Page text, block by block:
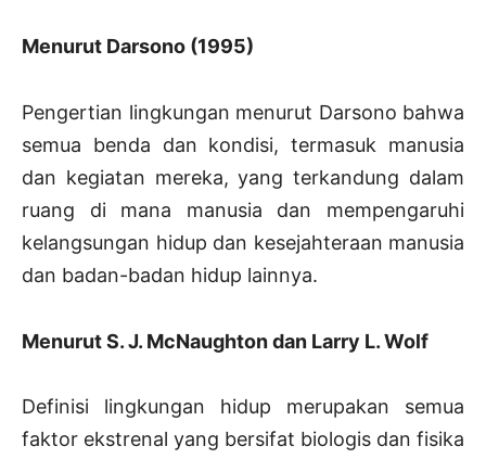
Menurut Darsono (1995)
Pengertian lingkungan menurut Darsono bahwa
semua benda dan kondisi, termasuk manusia
dan kegiatan mereka, yang terkandung dalam
ruang di mana manusia dan mempengaruhi
kelangsungan hidup dan kesejahteraan manusia
dan badan-badan hidup lainnya.
Menurut S. J. McNaughton dan Larry L. Wolf
Definisi lingkungan hidup merupakan semua
faktor ekstrenal yang bersifat biologis dan fisika